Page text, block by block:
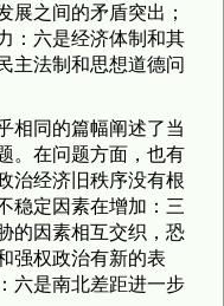
展之间的矛盾突出；
：六是经济体制和其
主法制和思想道德问
相同的篇幅阐述了当
。在问题方面，也有
治经济旧秩序没有根
稳定因素在增加：三
的因素相互交织，恐
强权政治有新的表
六是南北差距进一步